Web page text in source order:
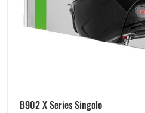
B902 X Series Singolo